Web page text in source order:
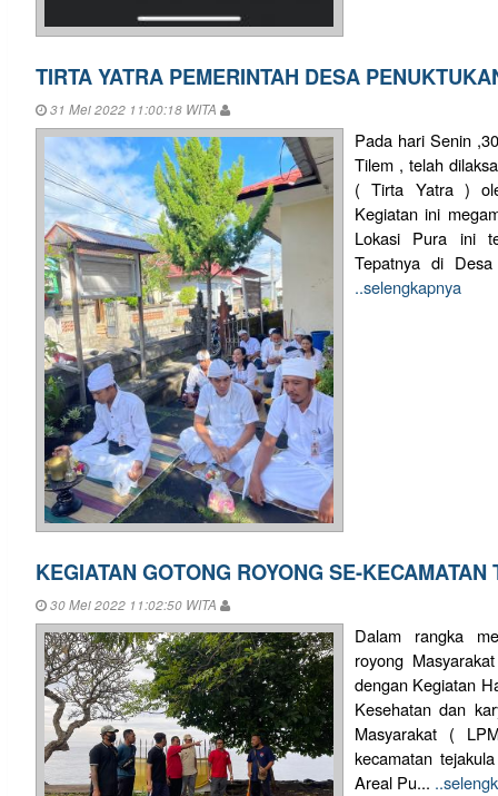
TIRTA YATRA PEMERINTAH DESA
31 Mei 2022 11:00:18 WITA
Pada hari Senin
Tilem , telah
( Tirta Yatra )
Kegiatan ini
Lokasi Pura ini
Tepatnya di
..selengkapnya
KEGIATAN GOTONG ROYONG SE-
30 Mei 2022 11:02:50 WITA
Dalam rangka
royong
dengan Kegiatan
Kesehatan dan
Masyarakat (
kecamatan
Areal Pu...